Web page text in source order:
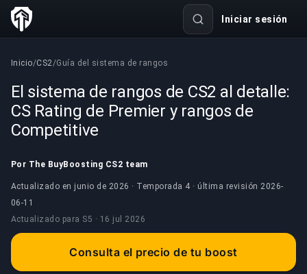
Iniciar sesión
Inicio/CS2/Guía del sistema de rangos
El sistema de rangos de CS2 al detalle:
CS Rating de Premier y rangos de
Competitive
Por The BuyBoosting CS2 team
Actualizado en junio de 2026 · Temporada 4 · última revisión 2026-
06-11
Actualizado para S5 · 16 jul 2026
Consulta el precio de tu boost